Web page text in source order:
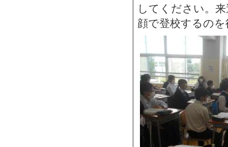
してください。
顔で登校するの